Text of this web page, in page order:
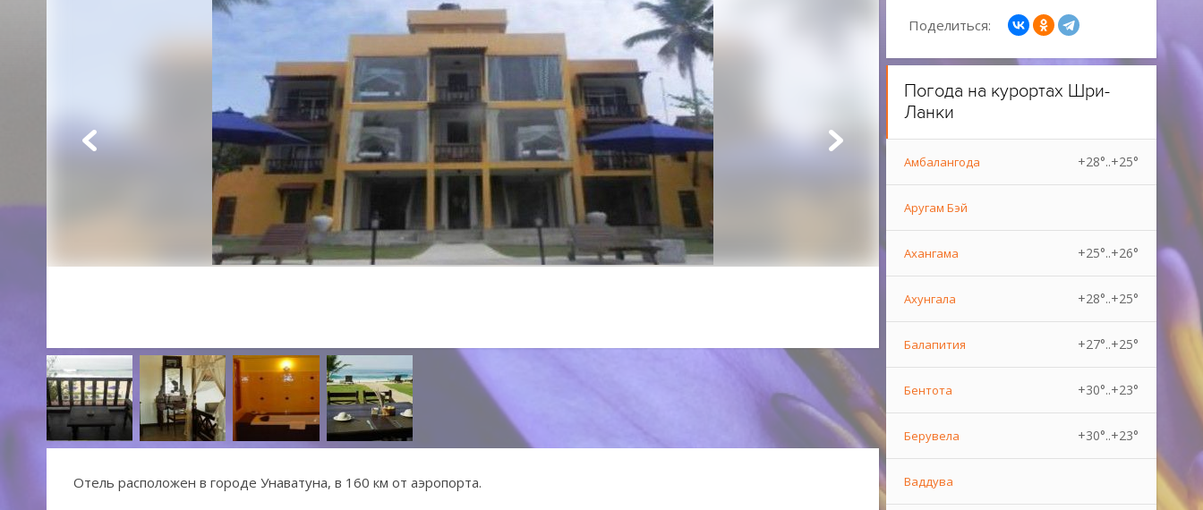
Отель расположен в городе Унаватуна, в 160 км от аэропорта.
Поделиться:
Погода на курортах Шри-
Ланки
Амбалангода +28°..+25°
Аругам Бэй
Ахангама +25°..+26°
Ахунгала +28°..+25°
Балапития +27°..+25°
Бентота +30°..+23°
Берувела +30°..+23°
Ваддува